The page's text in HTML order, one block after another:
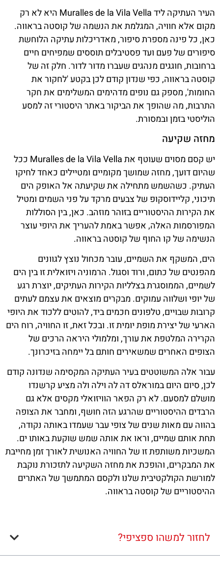
העיר העתיקה ליד Muralles de la Vila Vella היא לא רק
מקום אלא חוויה, המגלמת את הנשמה של קוסטה בראווה.
כאן, כל פינה מספרת סיפור, מאדריכלות עתיקה הלוחשת
סיפורים של פעם ועד פסטיבלים תוססים שמפיחים חיים
ברחובות, חוגגים מנהגים שעברו מדור לדור. חלק זה של
קוסטה בראווה, כפי שנדון קודם לכן בקטע 'לחקור את
החומות', מספק גם נופים מדהימים המשלימים את חקר
התרבות, מה שהופך את הביקור באתר היסטורי זה למסע
הוליסטי בזמן ובמסורת.
מחזה שקיעה
יש קסם מסוים שעוטף את Muralles de la Vila Vella ככל
שהיום דועך, מחזה שמושך מקומיים ומטיילים כאחד לחיקו
העתיק. כשהשמש מתחילה את שקיעתה אל האופק הים
תיכוני, קליידוסקופ של צבעים מרקד על פני השמים ומטיל
את הקירות ההיסטוריים בזוהר מוזהב. כאן, בין הסוללות
המפורסמות האלה, אפשר באמת להעריך את היופי עוצר
הנשימה של קו החוף של קוסטה בראווה.
הים, המשקף את השמיים, עובר מכחול נוצץ לגוונים
מהפנטים של כתום, ורוד וסגול. הרמוניה ויזואלית זו בין הים
לשמיים, הממוסגרת בצלליות הקירות העתיקים, יוצרת רגע
של יופי ושלווה עמוקים. מבקרים מוצאים את עצמם לעתים
קרובות שבויים, טלפונים חכמים ביד, להוטים ללכוד את היופי
הארעי של יצירת מופת יומית זו. ובכל זאת, זו החוויה, רוח הים
הקרירה המלטפת את עורך, ומלמולי היראה הרכים של
הצופים האחרים שמשאירים חותם בל יימחה בזיכרונך.
עבור אלה המשוטטים בעיר העתיקה המקסימה שנדונה קודם
לכן, סיום היום במוראלס דה לה וילה ולה מציע קרשנדו
מושלם למסעם. לא רק הפאר הוויזואלי מקסים אלא גם
הרבדים ההיסטוריים שהרגע הזה חושף, ומחבר את הצופה
בהווה עם מאות שנים של צופי עבר שעמדו באותה נקודה,
תחת אותם שמיים, וראו את אותה שמש שוקעת באותו ים.
המשכיות משותפת זו של החוויה האנושית לאורך זמן מחייבת
את המבקרים, והופכת את מחזה השקיעה לתזכורת נוקבת
למורשת הקולקטיבית שלנו ולקסם המתמשך של האתרים
ההיסטוריים של קוסטה בראווה.
לחזור למשהו ספציפי?